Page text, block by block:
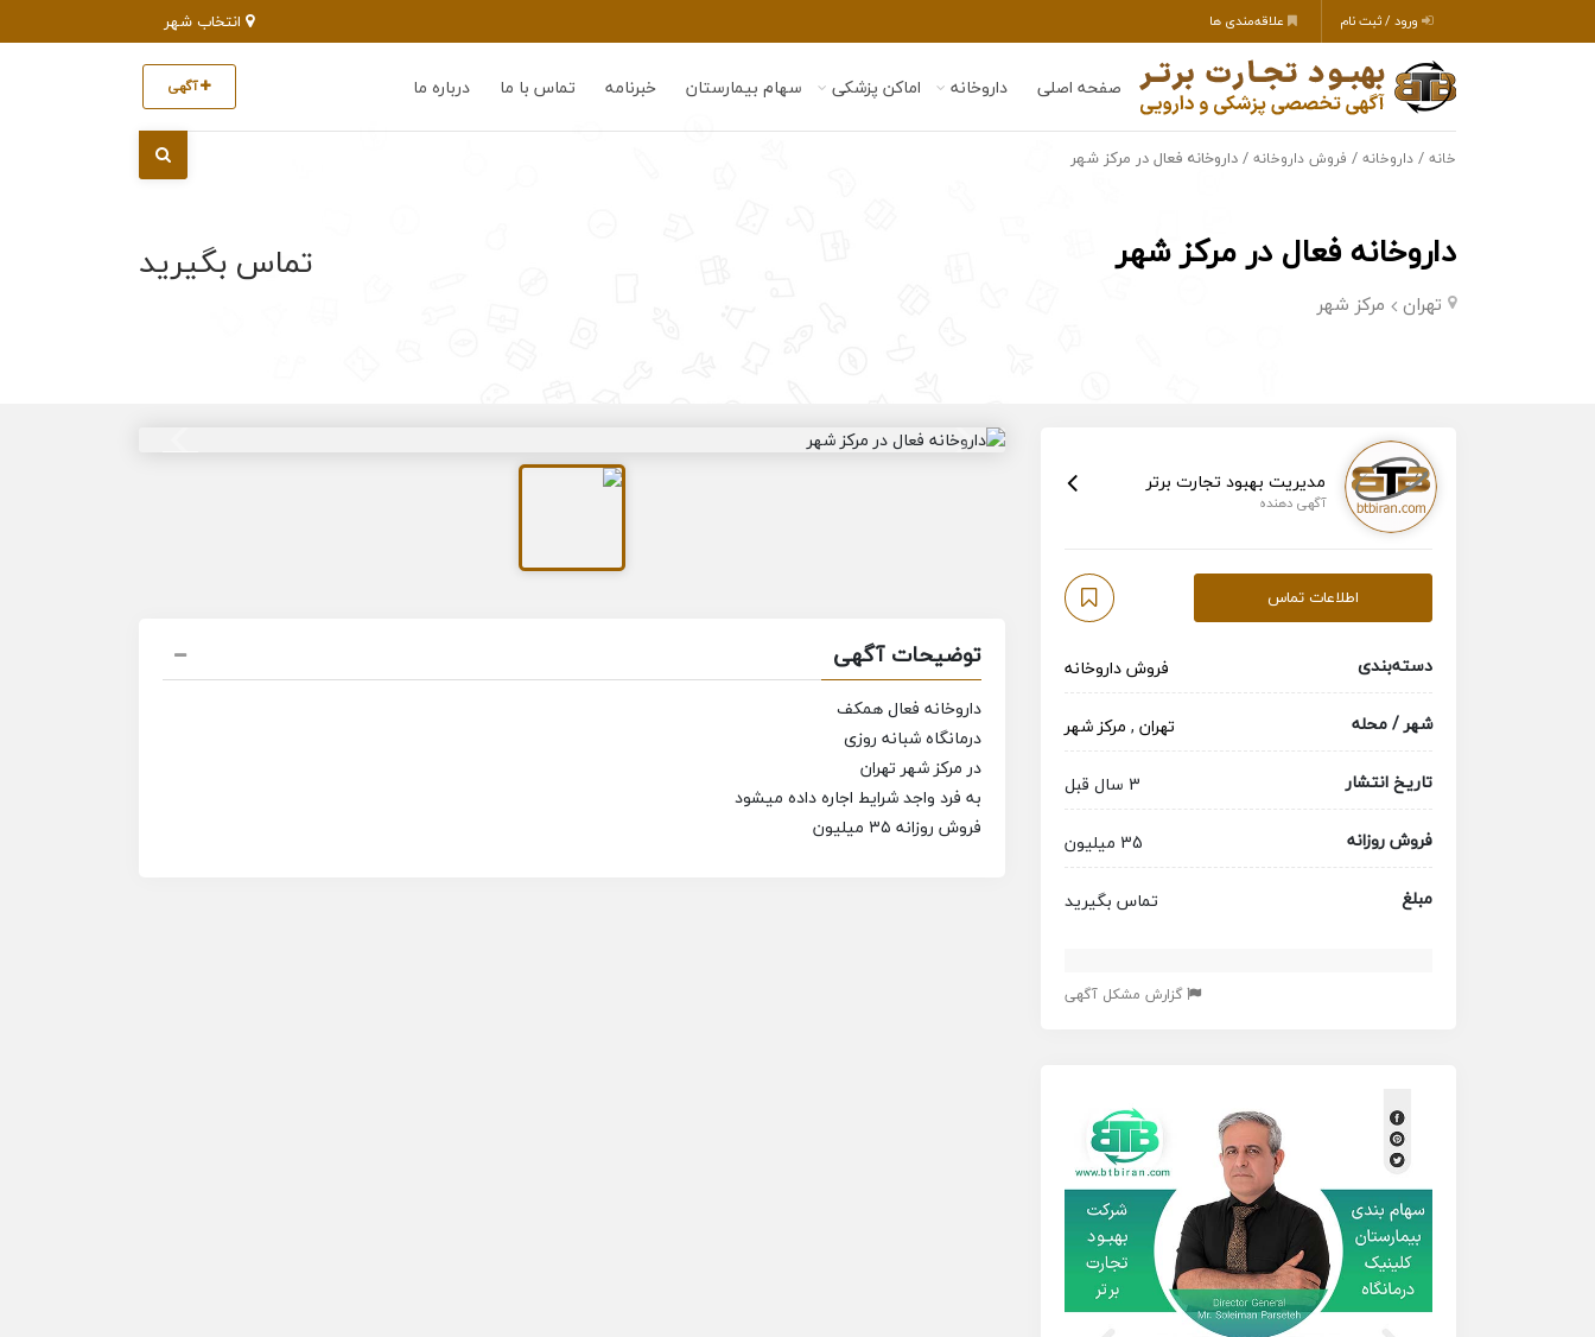
ورود / ثبت نام علاقه‌مندی ها
صفحه اصلی داروخانه اماکن پزشکی سهام بیمارستان خبرنامه تماس با ما درباره ما آگهی
خانه / داروخانه / فروش داروخانه / داروخانه فعال در مرکز شهر
داروخانه فعال در مرکز شهر
تهران مرکز شهر
تماس بگیرید
مدیریت بهبود تجارت برتر
آگهی دهنده
اطلاعات تماس
دسته‌بندی
فروش داروخانه
شهر / محله
تهران , مرکز شهر
تاریخ انتشار
3 سال قبل
فروش روزانه
35 میلیون
مبلغ
تماس بگیرید
گزارش مشکل آگهی
توضیحات آگهی
داروخانه فعال همکف
درمانگاه شبانه روزی
در مرکز شهر تهران
به فرد واجد شرایط اجاره داده میشود
فروش روزانه ۳۵ میلیون